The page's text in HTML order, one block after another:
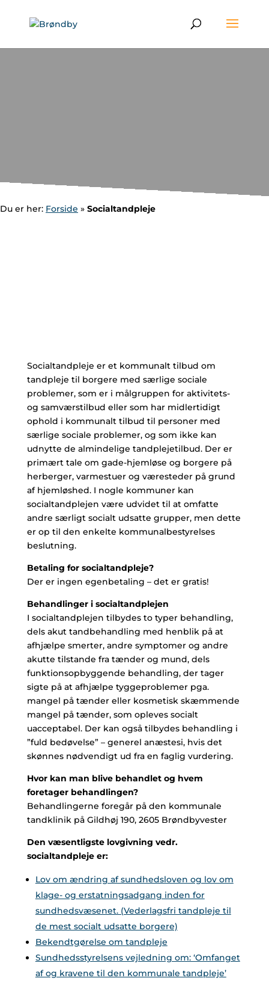
Du er her: Forside » Socialtandpleje
Socialtandpleje er et kommunalt tilbud om
tandpleje til borgere med særlige sociale
problemer, som er i målgruppen for aktivitets-
og samværstilbud eller som har midlertidigt
ophold i kommunalt tilbud til personer med
særlige sociale problemer, og som ikke kan
udnytte de almindelige tandplejetilbud. Der er
primært tale om gade-hjemløse og borgere på
herberger, varmestuer og væresteder på grund
af hjemløshed. I nogle kommuner kan
socialtandplejen være udvidet til at omfatte
andre særligt socialt udsatte grupper, men dette
er op til den enkelte kommunalbestyrelses
beslutning.
Betaling for socialtandpleje?
Der er ingen egenbetaling – det er gratis!
Behandlinger i socialtandplejen
I socialtandplejen tilbydes to typer behandling,
dels akut tandbehandling med henblik på at
afhjælpe smerter, andre symptomer og andre
akutte tilstande fra tænder og mund, dels
funktionsopbyggende behandling, der tager
sigte på at afhjælpe tyggeproblemer pga.
mangel på tænder eller kosmetisk skæmmende
mangel på tænder, som opleves socialt
uacceptabel. Der kan også tilbydes behandling i
”fuld bedøvelse” – generel anæstesi, hvis det
skønnes nødvendigt ud fra en faglig vurdering.
Hvor kan man blive behandlet og hvem
foretager behandlingen?
Behandlingerne foregår på den kommunale
tandklinik på Gildhøj 190, 2605 Brøndbyvester
Den væsentligste lovgivning vedr.
socialtandpleje er:
Lov om ændring af sundhedsloven og lov om
klage- og erstatningsadgang inden for
sundhedsvæsenet. (Vederlagsfri tandpleje til
de mest socialt udsatte borgere)
Bekendtgørelse om tandpleje
Sundhedsstyrelsens vejledning om: ‘Omfanget
af og kravene til den kommunale tandpleje’